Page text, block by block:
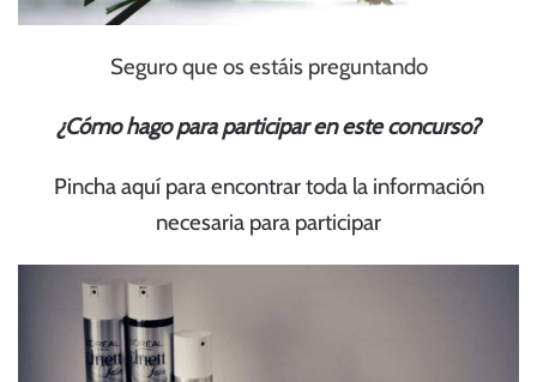
Seguro que os estáis preguntando
¿Cómo hago para participar en esteconcurso?
Pincha aquí para encontrar toda la información
necesaria para participar